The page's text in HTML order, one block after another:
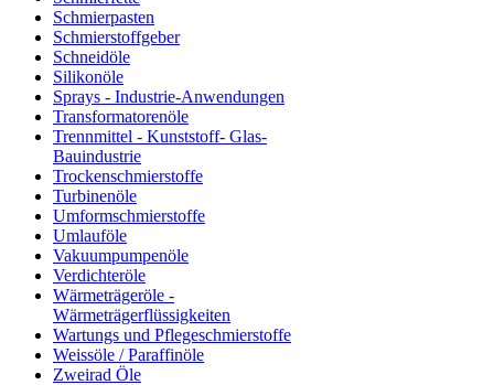
Schmierpasten
Schmierstoffgeber
Schneidöle
Silikonöle
Sprays - Industrie-Anwendungen
Transformatorenöle
Trennmittel - Kunststoff- Glas-
Bauindustrie
Trockenschmierstoffe
Turbinenöle
Umformschmierstoffe
Umlauföle
Vakuumpumpenöle
Verdichteröle
Wärmeträgeröle -
Wärmeträgerflüssigkeiten
Wartungs und Pflegeschmierstoffe
Weissöle / Paraffinöle
Zweirad Öle